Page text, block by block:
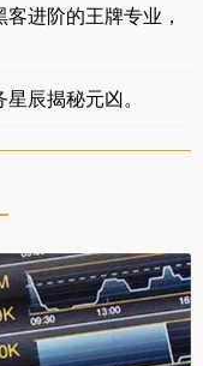
进阶的王牌专业，
辰揭秘元凶。